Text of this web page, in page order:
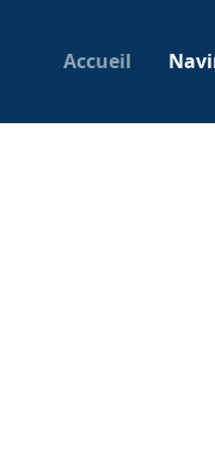
Accueil